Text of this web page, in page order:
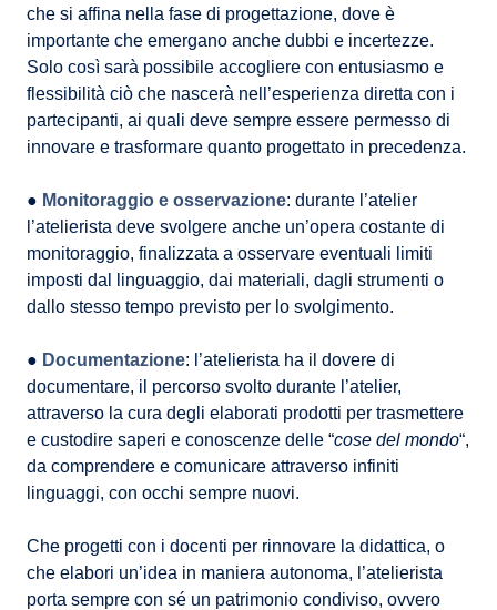
che si affina nella fase di progettazione, dove è
importante che emergano anche dubbi e incertezze.
Solo così sarà possibile accogliere con entusiasmo e
flessibilità ciò che nascerà nell’esperienza diretta con i
partecipanti, ai quali deve sempre essere permesso di
innovare e trasformare quanto progettato in precedenza.
● Monitoraggio e osservazione: durante l’atelier
l’atelierista deve svolgere anche un’opera costante di
monitoraggio, finalizzata a osservare eventuali limiti
imposti dal linguaggio, dai materiali, dagli strumenti o
dallo stesso tempo previsto per lo svolgimento.
● Documentazione: l’atelierista ha il dovere di
documentare, il percorso svolto durante l’atelier,
attraverso la cura degli elaborati prodotti per trasmettere
e custodire saperi e conoscenze delle “cose del mondo“,
da comprendere e comunicare attraverso infiniti
linguaggi, con occhi sempre nuovi.
Che progetti con i docenti per rinnovare la didattica, o
che elabori un’idea in maniera autonoma, l’atelierista
porta sempre con sé un patrimonio condiviso, ovvero